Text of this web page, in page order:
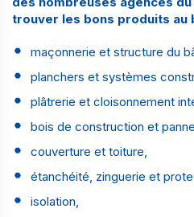
trouver les bons produits au
maçonnerie et structure du
planchers et systèmes
plâtrerie et cloisonnement
bois de construction et
couverture et toiture,
étanchéité, zinguerie et
isolation,